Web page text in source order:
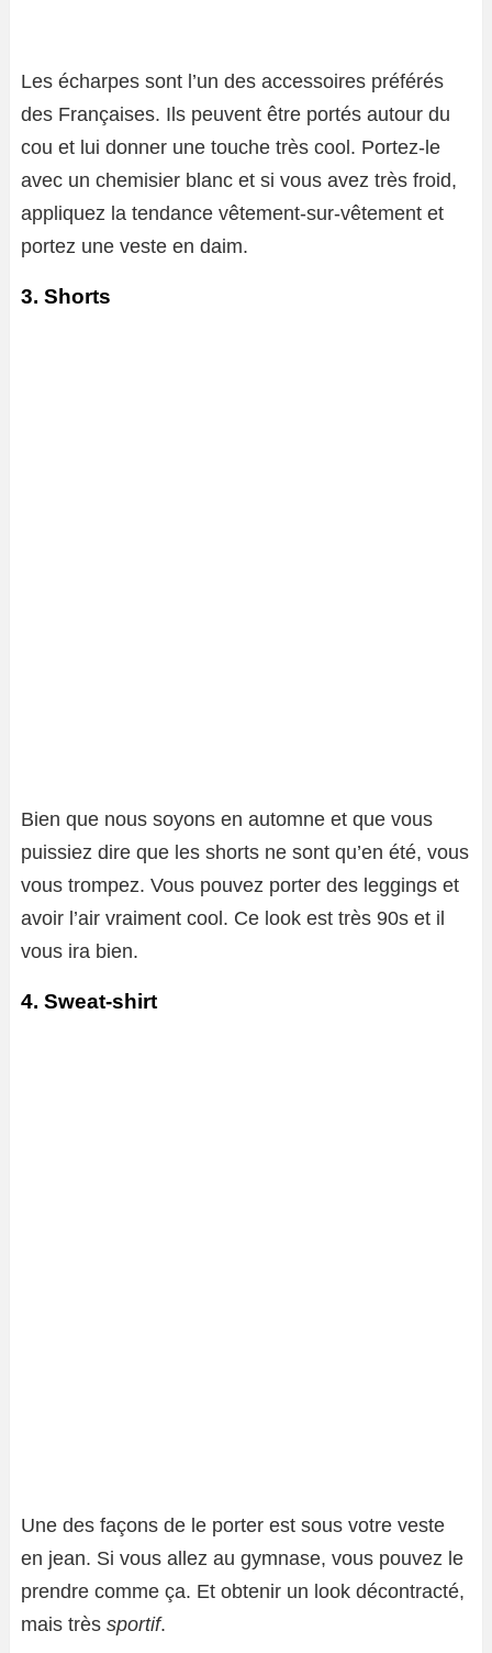
Les écharpes sont l’un des accessoires préférés
des Françaises. Ils peuvent être portés autour du
cou et lui donner une touche très cool. Portez-le
avec un chemisier blanc et si vous avez très froid,
appliquez la tendance vêtement-sur-vêtement et
portez une veste en daim.
3. Shorts
Bien que nous soyons en automne et que vous
puissiez dire que les shorts ne sont qu’en été, vous
vous trompez. Vous pouvez porter des leggings et
avoir l’air vraiment cool. Ce look est très 90s et il
vous ira bien.
4. Sweat-shirt
Une des façons de le porter est sous votre veste
en jean. Si vous allez au gymnase, vous pouvez le
prendre comme ça. Et obtenir un look décontracté,
mais très sportif.